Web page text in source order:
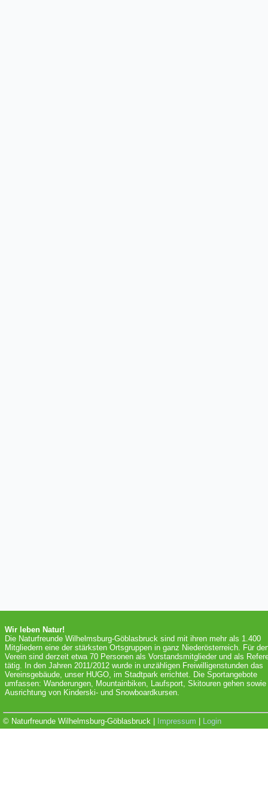
Wir leben Natur!
Die Naturfreunde Wilhelmsburg-Göblasbruck sind mit ihren mehr als 1.400
Mitgliedern eine der stärksten Ortsgruppen in ganz Niederösterreich. Für
Verein sind derzeit etwa 70 Personen als Vorstandsmitglieder und als
tätig. In den Jahren 2011/2012 wurde in unzähligen Freiwilligenstunden das
Vereinsgebäude, unser HUGO, im Stadtpark errichtet. Die Sportangebote
umfassen: Wanderungen, Mountainbiken, Laufsport, Skitouren gehen sowie
Ausrichtung von Kinderski- und Snowboardkursen.
© Naturfreunde Wilhelmsburg-Göblasbruck | Impressum Login